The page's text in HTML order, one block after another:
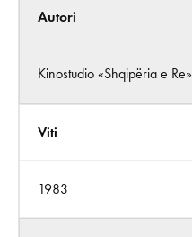
Autori
Kinostudio «Shqipëria e Re»
Viti
1983